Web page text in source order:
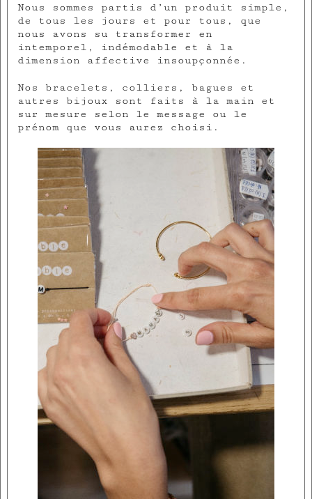
Nous sommes partis d’un produit simple,
de tous les jours et pour tous, que
nous avons su transformer en
intemporel, indémodable et à la
dimension affective insoupçonnée.
Nos bracelets, colliers, bagues et
autres bijoux sont faits à la main et
sur mesure selon le message ou le
prénom que vous aurez choisi.